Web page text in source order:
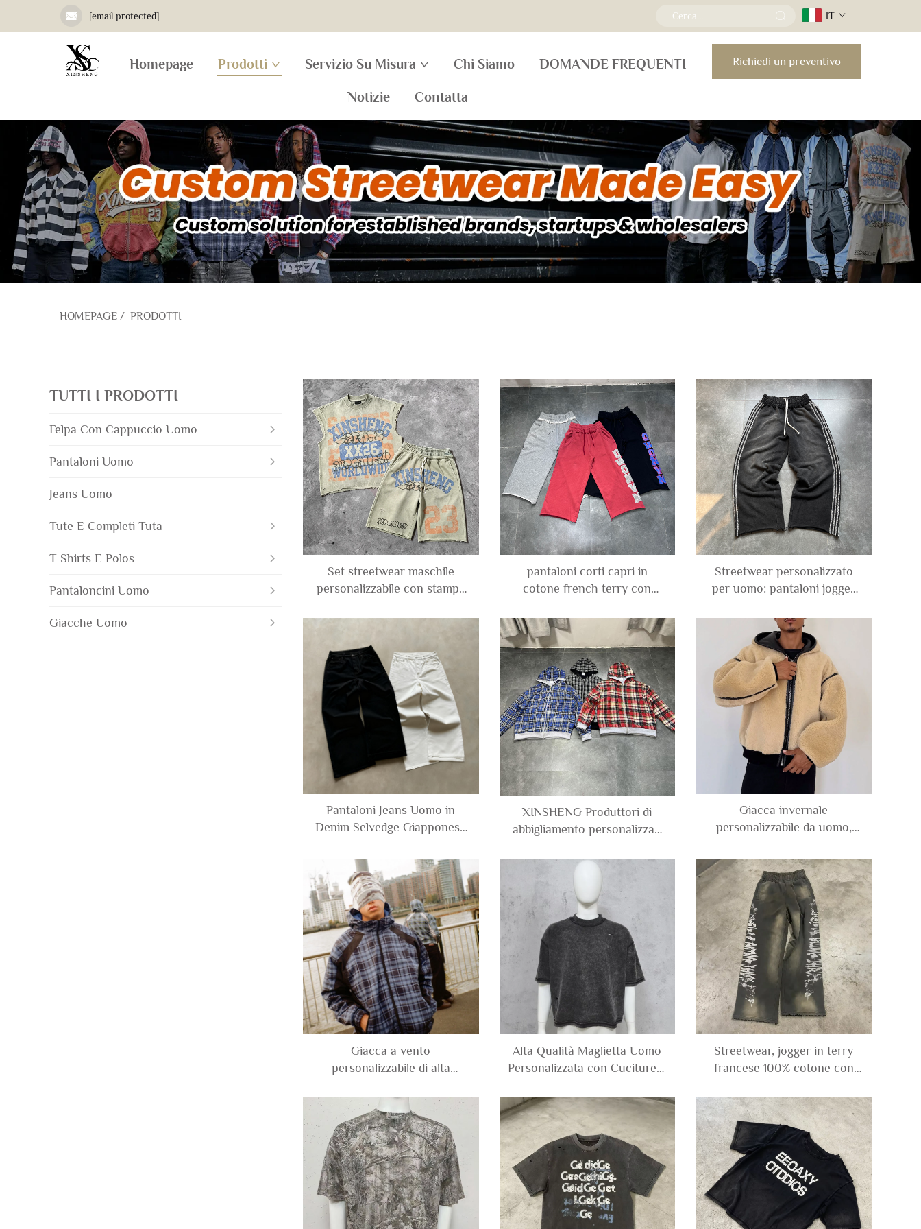
[email protected] IT
Homepage Prodotti Servizio Su Misura Chi Siamo DOMANDE FREQUENTI
Notizie Contatta
Richiedi un preventivo
HOMEPAGE / PRODOTTI
TUTTI I PRODOTTI
Felpa Con Cappuccio Uomo
Pantaloni Uomo
Jeans Uomo
Tute E Completi Tuta
T Shirts E Polos
Pantaloncini Uomo
Giacche Uomo
Set streetwear maschile
personalizzabile con stampa
maniche con orlo grezzo,
acido, abbinata a pantaloncini
in felpa
pantaloni corti capri in
cotone french terry con
con cuciture rovesciate
personalizzata, per uomo –
estate 2026
Streetwear personalizzato
per uomo: pantaloni jogger
laterali a stampa leopardata,
in cotone al 100%, con effetto
acid wash
Pantaloni Jeans Uomo in
Denim Selvedge Giapponese
Tinta Unita, Gamba Dritta
Larga, Personalizzati da
Produttore
XINSHENG Produttori di
abbigliamento personalizzati
doppio strato, reversibile con
cerniera, felpa a quadri corta
e boxy per uomo
Giacca invernale
personalizzabile da uomo,
pesante, spessa, in pile
reversibile con cerniera, in
ecopelle tipo sherpa, con
cappuccio
Giacca a vento
personalizzabile di alta
quadri, con toppe, in nylon e
poliestere, con cerniera e
cappuccio, per uomo
Alta Qualità Maglietta Uomo
Personalizzata con Cuciture a
Lavaggio Acido Usato
Maglietta Corta e Ampia per
Uomo
Streetwear, jogger in terry
francese 100% cotone con
larghi, strappati, con gamba
larga, effetto sbiadito dal sole
e lavaggio acido